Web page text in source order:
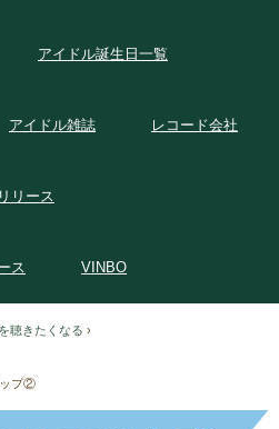
アイドル誕生日一覧
アイドル雑誌 レコード会社
リース
ス VINBO
聴きたくなる ›
ップ②